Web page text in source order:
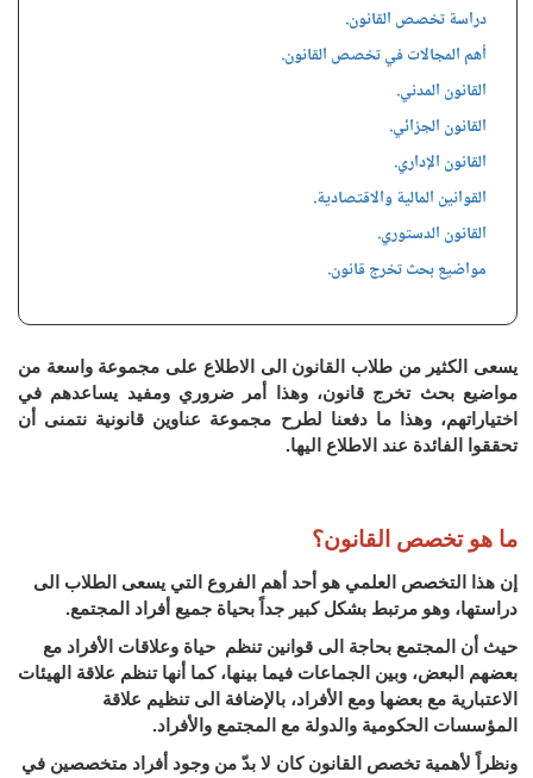
دراسة تخصص القانون.
أهم المجالات في تخصص القانون.
القانون المدني.
القانون الجزائي.
القانون الإداري.
القوانين المالية والاقتصادية.
القانون الدستوري.
مواضيع بحث تخرج قانون.
يسعى الكثير من طلاب القانون الى الاطلاع على مجموعة واسعة من
مواضيع بحث تخرج قانون، وهذا أمر ضروري ومفيد يساعدهم في
اختياراتهم، وهذا ما دفعنا لطرح مجموعة عناوين قانونية نتمنى أن
تحققوا الفائدة عند الاطلاع اليها.
ما هو تخصص القانون؟
إن هذا التخصص العلمي هو أحد أهم الفروع التي يسعى الطلاب الى
دراستها، وهو مرتبط بشكل كبير جداً بحياة جميع أفراد المجتمع.
حيث أن المجتمع بحاجة الى قوانين تنظم حياة وعلاقات الأفراد مع
بعضهم البعض، وبين الجماعات فيما بينها، كما أنها تنظم علاقة الهيئات
الاعتبارية مع بعضها ومع الأفراد، بالإضافة الى تنظيم علاقة
المؤسسات الحكومية والدولة مع المجتمع والأفراد.
ونظراً لأهمية تخصص القانون كان لا بدّ من وجود أفراد متخصصين في